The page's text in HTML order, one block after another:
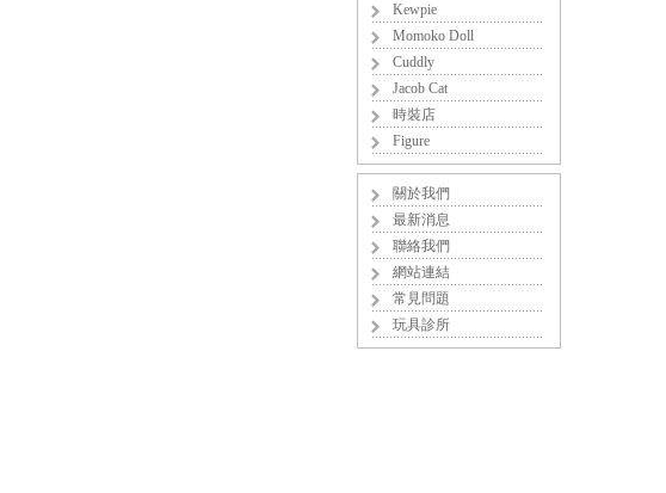
Kewpie
Momoko Doll
Cuddly
Jacob Cat
時裝店
Figure
關於我們
最新消息
聯絡我們
網站連結
常見問題
玩具診所